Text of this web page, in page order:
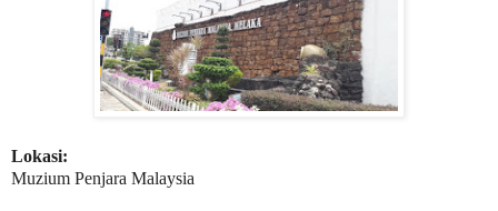
Lokasi:
Muzium Penjara Malaysia